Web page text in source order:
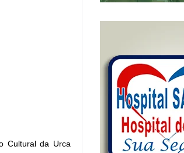
Cultural da Urca